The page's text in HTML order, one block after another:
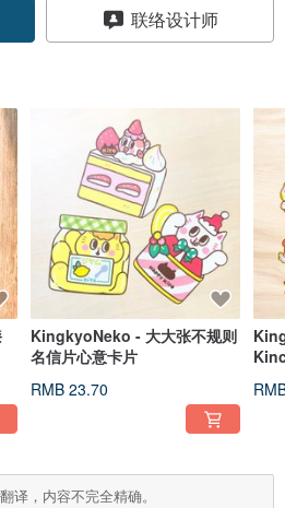
联络设计师
KingkyoNeko - 大大张不规则
名信片心意卡片
RMB 23.70
译，内容不完全精确。